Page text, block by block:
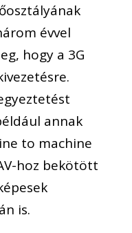
évvel
hogy a 3G
annak
to machine
hoz bekötött
is.